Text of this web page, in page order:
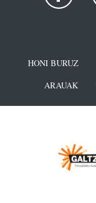
HONI BURUZ
ARAUAK